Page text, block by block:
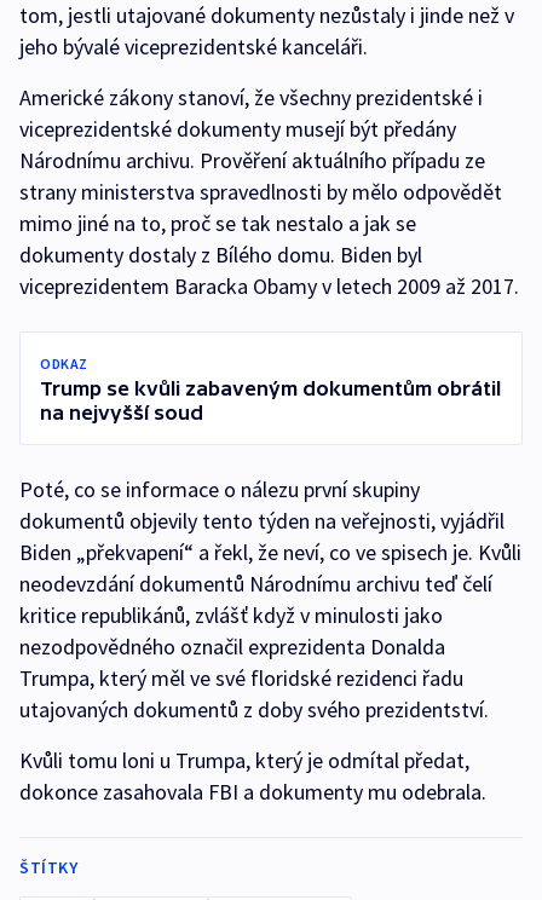
tom, jestli utajované dokumenty nezůstaly i jinde než v
jeho bývalé viceprezidentské kanceláři.
Americké zákony stanoví, že všechny prezidentské i
viceprezidentské dokumenty musejí být předány
Národnímu archivu. Prověření aktuálního případu ze
strany ministerstva spravedlnosti by mělo odpovědět
mimo jiné na to, proč se tak nestalo a jak se
dokumenty dostaly z Bílého domu. Biden byl
viceprezidentem Baracka Obamy v letech 2009 až 2017.
ODKAZ
Trump se kvůli zabaveným dokumentům obrátil
na nejvyšší soud
Poté, co se informace o nálezu první skupiny
dokumentů objevily tento týden na veřejnosti, vyjádřil
Biden „překvapení“ a řekl, že neví, co ve spisech je. Kvůli
neodevzdání dokumentů Národnímu archivu teď čelí
kritice republikánů, zvlášť když v minulosti jako
nezodpovědného označil exprezidenta Donalda
Trumpa, který měl ve své floridské rezidenci řadu
utajovaných dokumentů z doby svého prezidentství.
Kvůli tomu loni u Trumpa, který je odmítal předat,
dokonce zasahovala FBI a dokumenty mu odebrala.
ŠTÍTKY